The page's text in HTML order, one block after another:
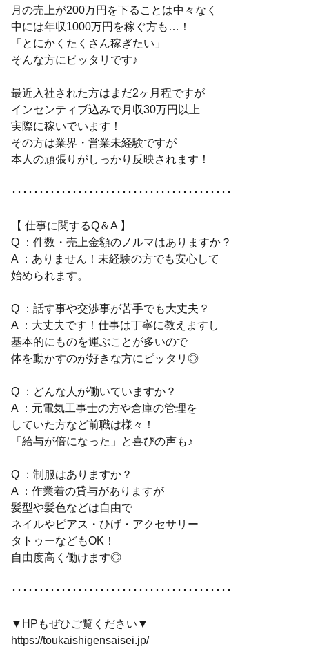
月の売上が200万円を下ることは中々なく
中には年収1000万円を稼ぐ方も…！
「とにかくたくさん稼ぎたい」
そんな方にピッタリです♪
最近入社された方はまだ2ヶ月程ですが
インセンティブ込みで月収30万円以上
実際に稼いでいます！
その方は業界・営業未経験ですが
本人の頑張りがしっかり反映されます！
････････････････････････････････････････
【 仕事に関するQ＆A 】
Q ：件数・売上金額のノルマはありますか？
A ：ありません！未経験の方でも安心して
始められます。
Q ：話す事や交渉事が苦手でも大丈夫？
A ：大丈夫です！仕事は丁寧に教えますし
基本的にものを運ぶことが多いので
体を動かすのが好きな方にピッタリ◎
Q ：どんな人が働いていますか？
A ：元電気工事士の方や倉庫の管理を
していた方など前職は様々！
「給与が倍になった」と喜びの声も♪
Q ：制服はありますか？
A ：作業着の貸与がありますが
髪型や髪色などは自由で
ネイルやピアス・ひげ・アクセサリー
タトゥーなどもOK！
自由度高く働けます◎
････････････････････････････････････････
▼HPもぜひご覧ください▼
https://toukaishigensaisei.jp/